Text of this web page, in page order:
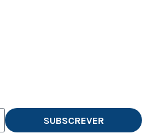
SUBSCREVER